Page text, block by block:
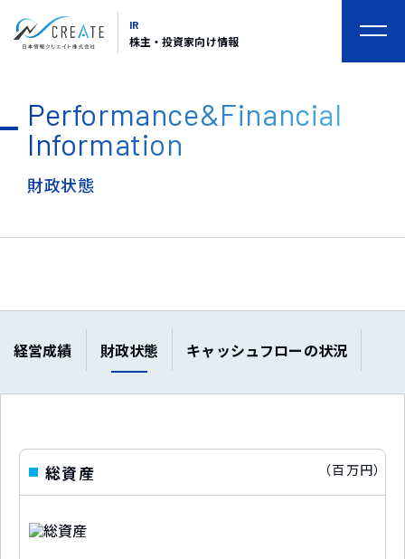
IR
株主・投資家向け情報
Performance&Financial
Information
財政状態
経営成績 財政状態 キャッシュフローの状況
総資産 （百万円）